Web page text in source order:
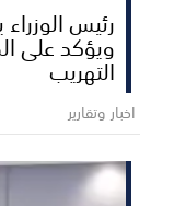
رئيس
ويؤكد على
التهريب
اخبار وتقارير